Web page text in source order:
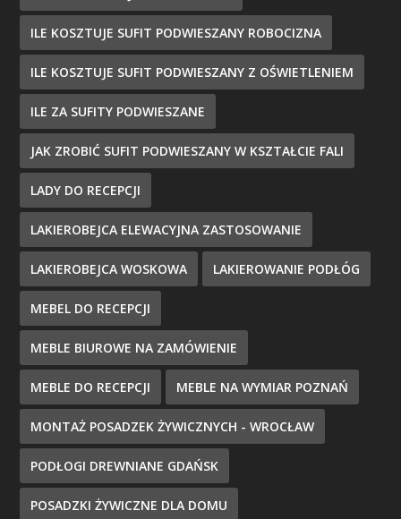
ILE KOSZTUJE SUFIT PODWIESZANY ROBOCIZNA
ILE KOSZTUJE SUFIT PODWIESZANY Z OŚWIETLENIEM
ILE ZA SUFITY PODWIESZANE
JAK ZROBIĆ SUFIT PODWIESZANY W KSZTAŁCIE FALI
LADY DO RECEPCJI
LAKIEROBEJCA ELEWACYJNA ZASTOSOWANIE
LAKIEROBEJCA WOSKOWA LAKIEROWANIE PODŁÓG
MEBEL DO RECEPCJI
MEBLE BIUROWE NA ZAMÓWIENIE
MEBLE DO RECEPCJI MEBLE NA WYMIAR POZNAŃ
MONTAŻ POSADZEK ŻYWICZNYCH - WROCŁAW
PODŁOGI DREWNIANE GDAŃSK
POSADZKI ŻYWICZNE DLA DOMU